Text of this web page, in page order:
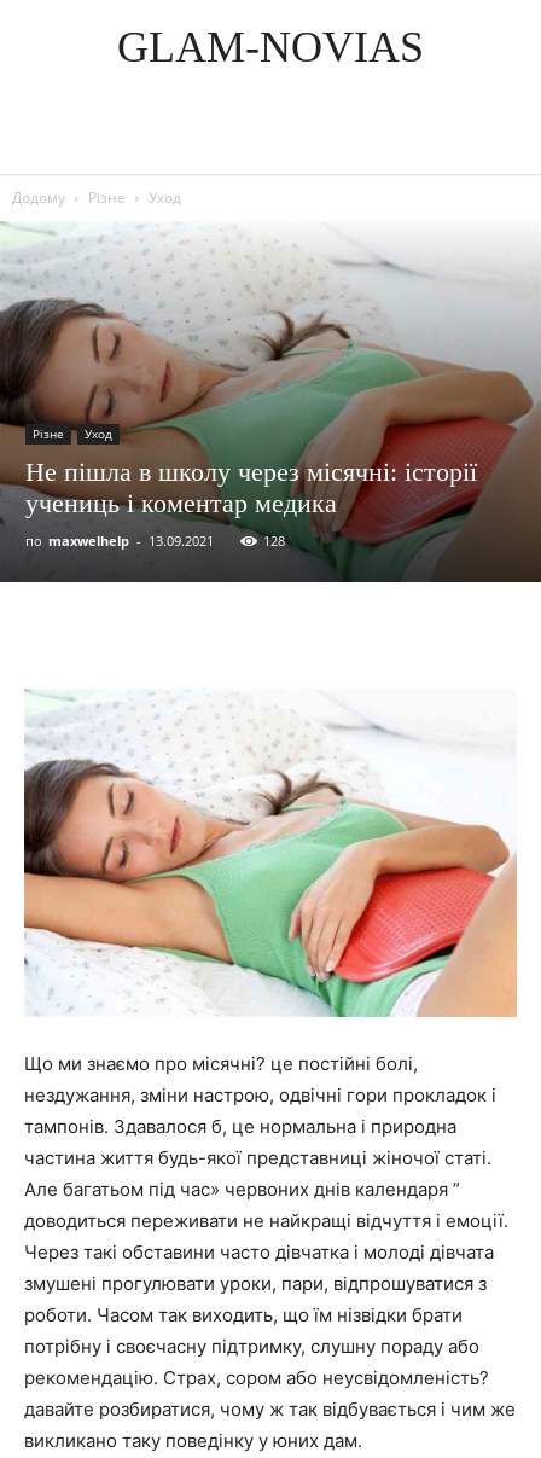
GLAM-NOVIAS
Додому Різне Уход
Різне Уход
Не пішла в школу через місячні: історії
учениць і коментар медика
по maxwelhelp - 13.09.2021 128
Що ми знаємо про місячні? це постійні болі,
нездужання, зміни настрою, одвічні гори прокладок і
тампонів. Здавалося б, це нормальна і природна
частина життя будь-якої представниці жіночої статі.
Але багатьом під час» червоних днів календаря ”
доводиться переживати не найкращі відчуття і емоції.
Через такі обставини часто дівчатка і молоді дівчата
змушені прогулювати уроки, пари, відпрошуватися з
роботи. Часом так виходить, що їм нізвідки брати
потрібну і своєчасну підтримку, слушну пораду або
рекомендацію. Страх, сором або неусвідомленість?
давайте розбиратися, чому ж так відбувається і чим же
викликано таку поведінку у юних дам.